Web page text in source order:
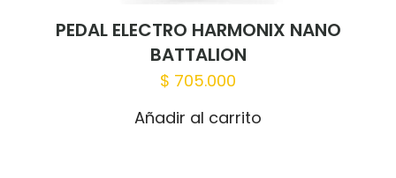
PEDAL ELECTRO HARMONIX NANO
BATTALION
$ 705.000
Añadir al carrito